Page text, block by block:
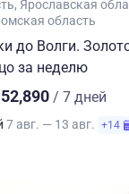
Ярославская
область
до Волги.
за неделю
/ 7 дней
7 авг. — 13 авг. +14